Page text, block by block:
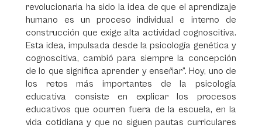
revolucionaria ha sido la idea de que el aprendizaje
humano es un proceso individual e interno de
construcción que exige alta actividad cognoscitiva.
Esta idea, impulsada desde la psicología genética y
cognoscitiva, cambió para siempre la concepción
de lo que significa aprender y enseñar”. Hoy, uno de
los retos más importantes de la psicología
educativa consiste en explicar los procesos
educativos que ocurren fuera de la escuela, en la
vida cotidiana y que no siguen pautas curriculares